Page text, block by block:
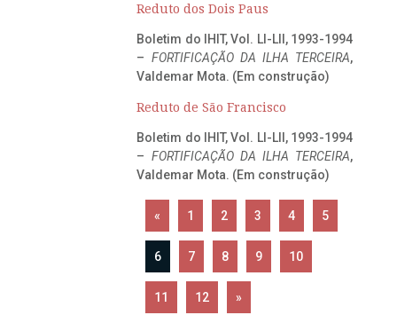
Reduto dos Dois Paus
Boletim do IHIT, Vol. LI-LII, 1993-1994
– FORTIFICAÇÃO DA ILHA TERCEIRA,
Valdemar Mota. (Em construção)
Reduto de São Francisco
Boletim do IHIT, Vol. LI-LII, 1993-1994
– FORTIFICAÇÃO DA ILHA TERCEIRA,
Valdemar Mota. (Em construção)
« 1 2 3 4 5
6 7 8 9 10
11 12 »